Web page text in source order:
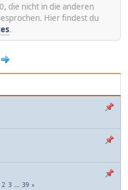
die nicht in die anderen
Hier findest du
.
2 3 ... 39